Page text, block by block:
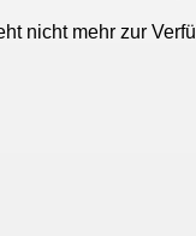
nicht mehr zur